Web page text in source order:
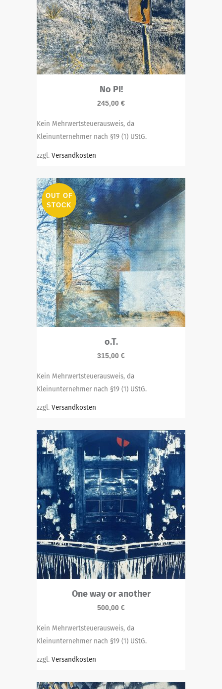
No PI!
245,00 €
Kein Mehrwertsteuerausweis, da
Kleinunternehmer nach §19 (1) UStG.
zzgl. Versandkosten
OUT OF
STOCK
o.T.
315,00 €
Kein Mehrwertsteuerausweis, da
Kleinunternehmer nach §19 (1) UStG.
zzgl. Versandkosten
One way or another
500,00 €
Kein Mehrwertsteuerausweis, da
Kleinunternehmer nach §19 (1) UStG.
zzgl. Versandkosten